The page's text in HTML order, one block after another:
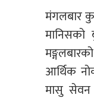
मंगलबार
मानिसको
आर्थिक
मासु सेवन